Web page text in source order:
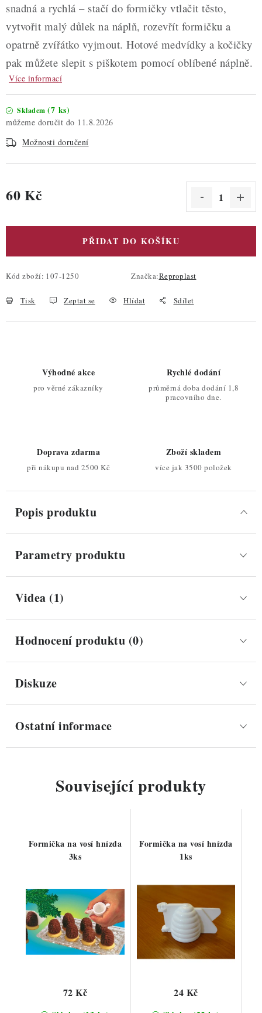
snadná a rychlá – stačí do formičky vtlačit těsto,
vytvořit malý důlek na náplň, rozevřít formičku a
opatrně zvířátko vyjmout. Hotové medvídky a kočičky
pak můžete slepit s piškotem pomocí oblíbené náplně.
Více informací
Skladem (7 ks)
11.8.2026
Možnosti doručení
60 Kč
PŘIDAT DO KOŠÍKU
Kód zboží: 107-1250 Značka:Reproplast
Tisk Zeptat se Hlídat Sdílet
Výhodné akce
pro věrné zákazníky
Rychlé dodání
průměrná doba dodání 1,8
pracovního dne.
Doprava zdarma
při nákupu nad 2500 Kč
Zboží skladem
více jak 3500 položek
Popis produktu
Parametry produktu
Videa (1)
Hodnocení produktu (0)
Diskuze
Ostatní informace
Související produkty
Formička na vosí hnízda
3ks
72 Kč
Formička na vosí hnízda
1ks
24 Kč